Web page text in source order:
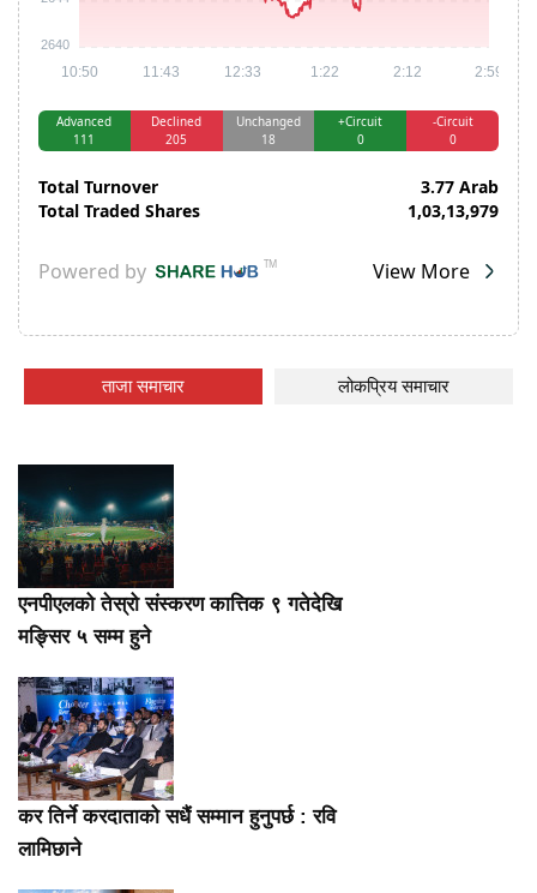
ताजा समाचार लोकप्रिय समाचार
एनपीएलको तेस्रो संस्करण कात्तिक ९ गतेदेखि
मङ्सिर ५ सम्म हुने
कर तिर्ने करदाताको सधैं सम्मान हुनुपर्छ : रवि
लामिछाने